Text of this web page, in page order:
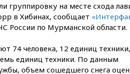
группировку на месте схода
в Хибинах, сообщает
России по Мурманской области.
74 человека, 12 единиц
единиц техники. По данным
объем сошедшего снега